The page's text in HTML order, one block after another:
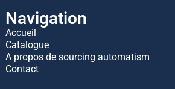
Navigation
Accueil
Catalogue
A propos de sourcing automatism
Contact